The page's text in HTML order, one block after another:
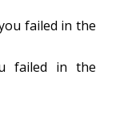
failed in the
failed in the